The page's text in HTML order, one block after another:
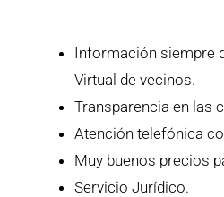
Información siempre
Virtual de vecinos.
Transparencia en las
Atención telefónica
Muy buenos precios
Servicio Jurídico.